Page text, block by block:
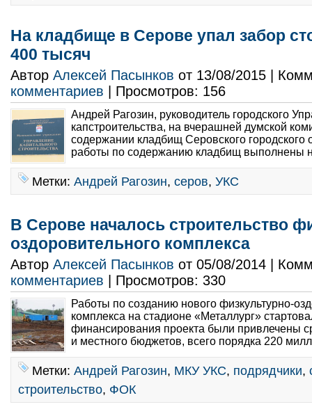
На кладбище в Серове упал забор
400 тысяч
Автор Алексей Пасынков от 13/08/2015 |
комментариев | Просмотров: 156
Андрей Рагозин, руководитель городского
капстроительства, на вчерашней думской
содержании кладбищ Серовского городского
работы по содержанию кладбищ выполнены
Метки: Андрей Рагозин, серов, УКС
В Серове началось строительство
оздоровительного комплекса
Автор Алексей Пасынков от 05/08/2014 |
комментариев | Просмотров: 330
Работы по созданию нового физкультурно-
комплекса на стадионе «Металлург»
финансирования проекта были привлечены
и местного бюджетов, всего порядка 220
Метки: Андрей Рагозин, МКУ УКС, подрядчики,
строительство, ФОК